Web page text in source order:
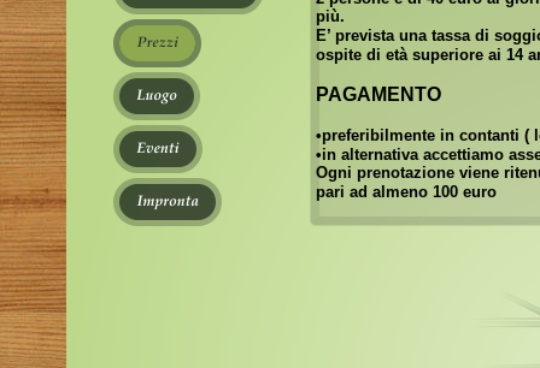
più.
E’ prevista una tassa di
ospite di età superiore ai 14
PAGAMENTO
•preferibilmente in contanti (
•in alternativa accettiamo
Ogni prenotazione viene
pari ad almeno 100 euro